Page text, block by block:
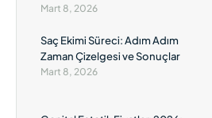
Mart 8, 2026
Saç Ekimi Süreci: Adım Adım
Zaman Çizelgesi ve Sonuçlar
Mart 8, 2026